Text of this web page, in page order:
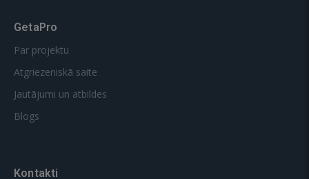
GetaPro
Par projektu
Atgriezeniskā saite
Jautājumi un atbildes
Blogs
Kontakti